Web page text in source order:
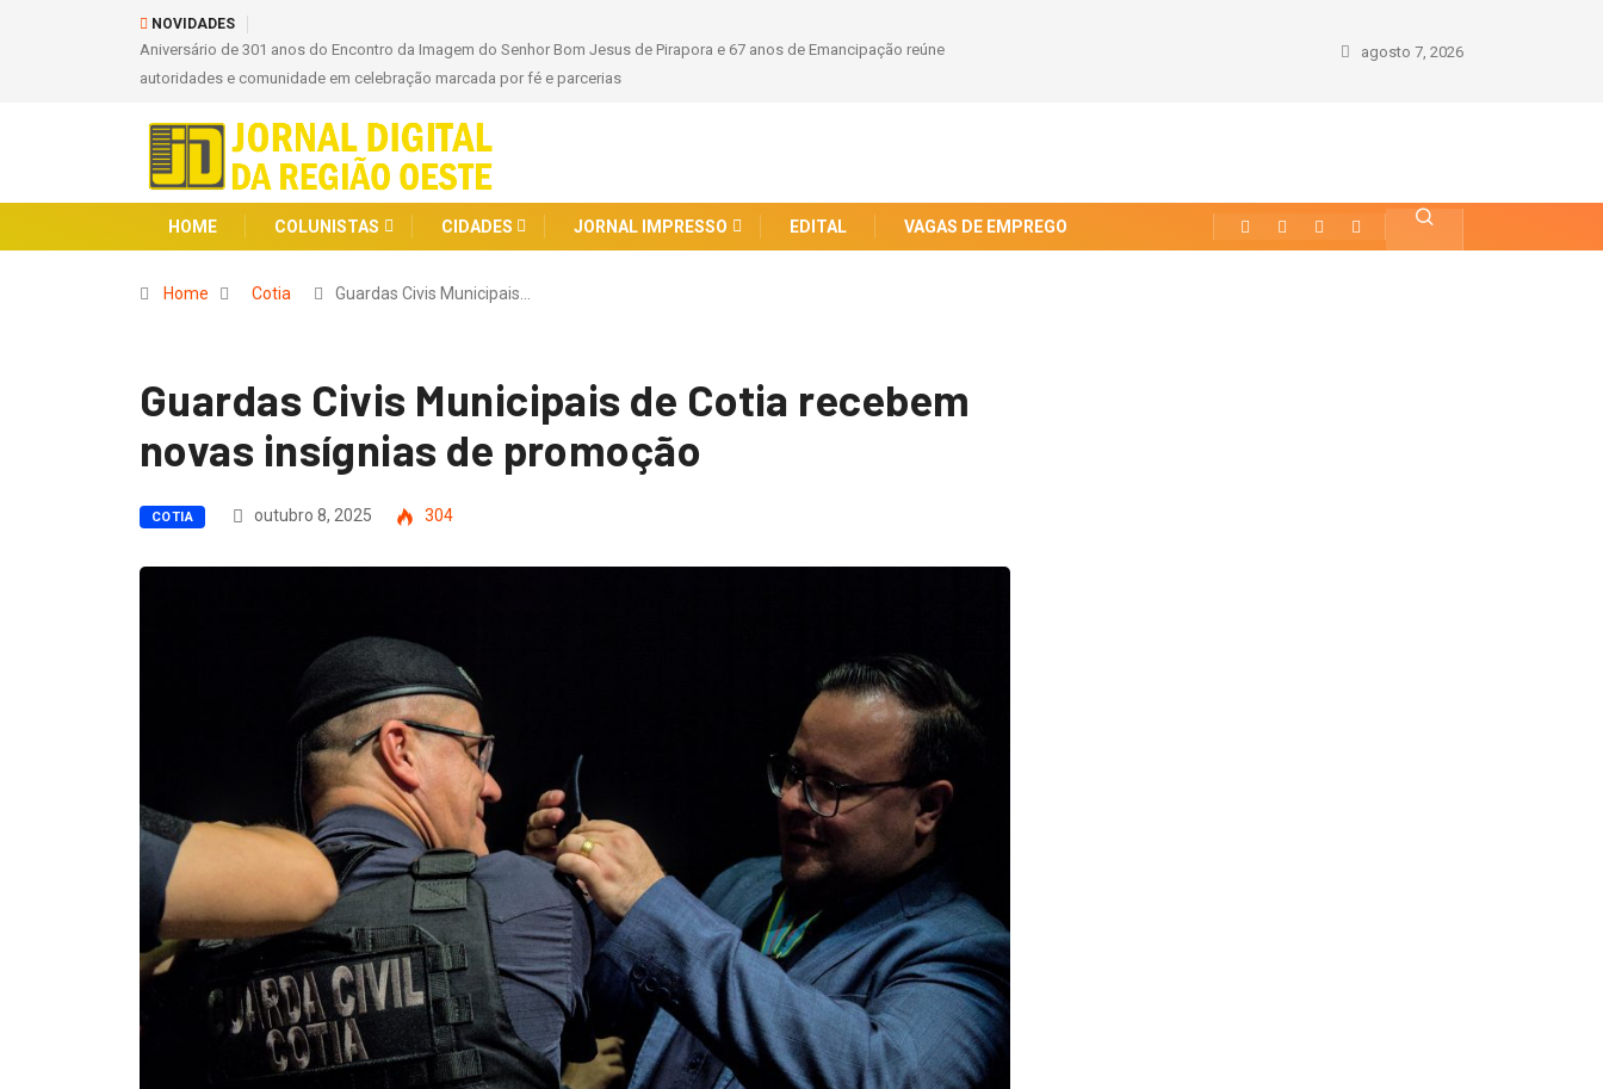
NOVIDADES
Aniversário de 301 anos do Encontro da Imagem do Senhor Bom Jesus de Pirapora e 67 anos de Emancipação reúne
autoridades e comunidade em celebração marcada por fé e parcerias
agosto 7, 2026
HOME COLUNISTAS CIDADES JORNAL IMPRESSO EDITAL VAGAS DE EMPREGO
Home Cotia Guardas Civis Municipais…
Guardas Civis Municipais de Cotia recebem
novas insígnias de promoção
COTIA outubro 8, 2025 304